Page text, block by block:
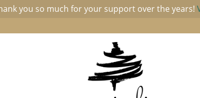
you so much for your support over the years!